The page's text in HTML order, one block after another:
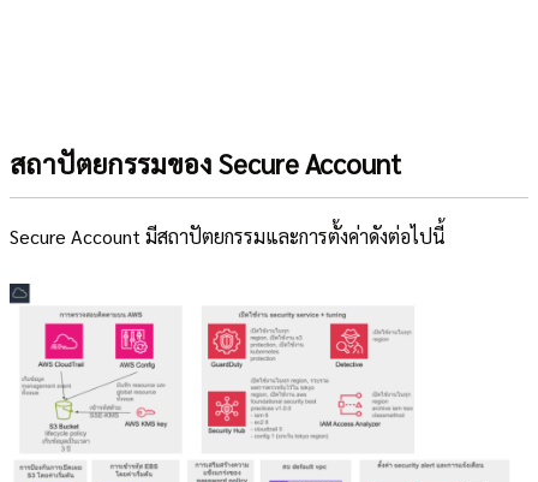
สถาปัตยกรรมของ Secure Account
Secure Account มีสถาปัตยกรรมและการตั้งค่าดังต่อไปนี้